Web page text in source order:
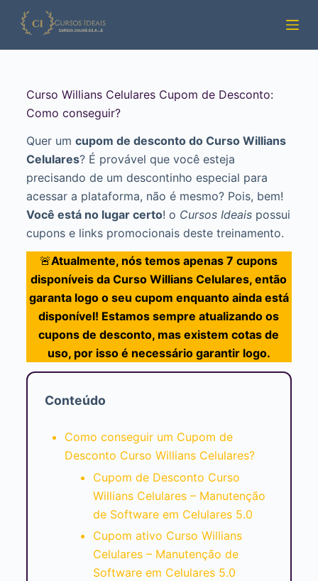
Pular
para
Curso Willians Celulares Cupom de Desconto:
Como conseguir?
Quer um cupom de desconto do Curso Willians
Celulares? É provável que você esteja
precisando de um descontinho especial para
acessar a plataforma, não é mesmo? Pois, bem!
Você está no lugar certo! o Cursos Ideaispossui
cupons e links promocionais deste treinamento.
🚨Atualmente, nós temos apenas 7 cupons
disponíveis da Curso Willians Celulares, então
garanta logo o seu cupom enquanto ainda está
disponível! Estamos sempre atualizando os
cupons de desconto, mas existem cotas de
uso, por isso é necessário garantir logo.
Conteúdo
Como conseguir um Cupom de
Desconto Curso Willians Celulares?
Cupom de Desconto Curso
Willians Celulares – Manutenção
de Software em Celulares 5.0
Cupom ativo Curso Willians
Celulares – Manutenção de
Software em Celulares 5.0